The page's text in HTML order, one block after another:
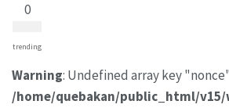
0
trending
Warning: Undefined array key
/home/quebakan/public_html/v15/